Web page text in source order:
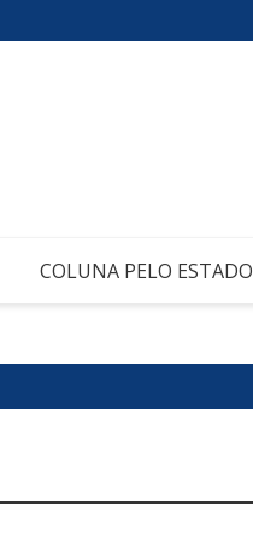
COLUNA PELO ESTADO